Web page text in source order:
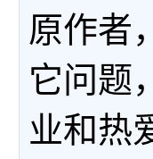
原作者
它问题
业和热